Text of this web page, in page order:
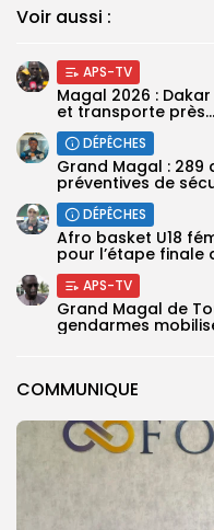
COMMUNIQUE
Voir aussi :
APS-TV
Magal 2026 :
et transporte près...
DÉPÊCHES
Grand Magal : 289
préventives de
DÉPÊCHES
‎Afro basket U18
pour l’étape finale
APS-TV
Grand Magal de
gendarmes